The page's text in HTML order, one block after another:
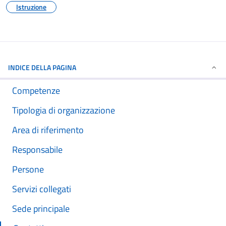
Istruzione
INDICE DELLA PAGINA
Competenze
Tipologia di organizzazione
Area di riferimento
Responsabile
Persone
Servizi collegati
Sede principale